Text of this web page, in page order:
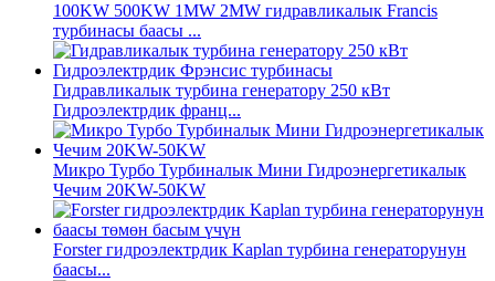
100KW 500KW 1MW 2MW гидравликалык Francis
турбинасы баасы ...
Гидравликалык турбина генератору 250 кВт
Гидроэлектрдик франц...
Микро Турбо Турбиналык Мини Гидроэнергетикалык
Чечим 20KW-50KW
Forster гидроэлектрдик Kaplan турбина генераторунун
баасы...